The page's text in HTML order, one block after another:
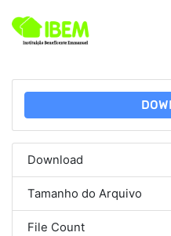
Download
Tamanho do Arquivo
File Count